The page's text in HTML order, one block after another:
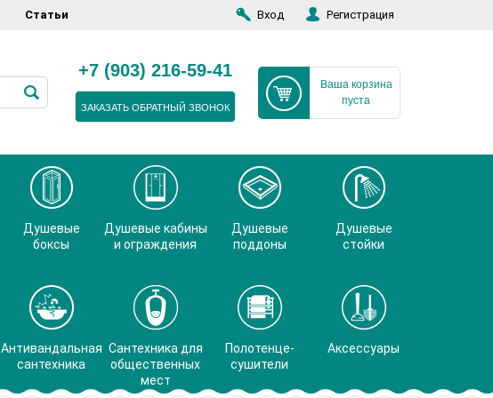
Статьи Вход Регистрация
+7 (903) 216-59-41
ЗАКАЗАТЬ ОБРАТНЫЙ ЗВОНОК
Ваша корзина
пуста
Душевые
боксы
Душевые кабины
и ограждения
Душевые
поддоны
Душевые
стойки
Антивандальная
сантехника
Сантехника для
общественных
мест
Полотенце-
сушители
Аксессуары